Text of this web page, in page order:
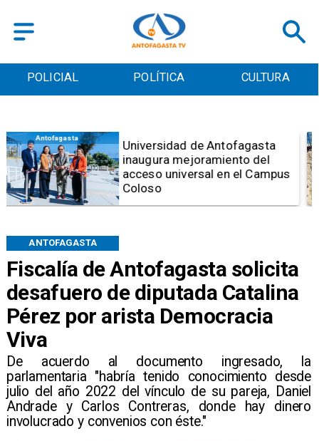
POLICIAL POLÍTICA CULTURA
Fiscalía de Antofagasta solicita
desafuero de diputada Catalina
Pérez por arista Democracia
Viva
De acuerdo al documento ingresado, la
parlamentaria "habría tenido conocimiento desde
julio del año 2022 del vínculo de su pareja, Daniel
Andrade y Carlos Contreras, donde hay dinero
involucrado y convenios con éste."
ANTOFAGASTA
Antofagasta
Foco de Aedes Aegypti:
Entierran "Pantano Urbano"
ubicado a pasos de la
Municipalidad de Antofagasta